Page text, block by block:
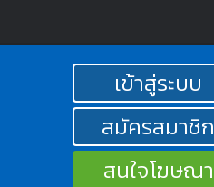
เข้าสู่ระบบ
สมัครสมาชิก
สนใจโฆษณา